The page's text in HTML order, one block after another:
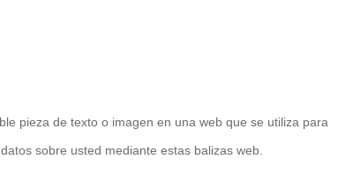
pieza de texto o imagen en una web que se utiliza para
sobre usted mediante estas balizas web.